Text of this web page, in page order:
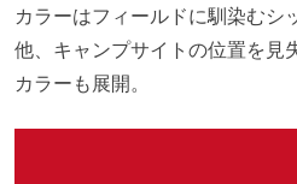
カラーはフィールドに馴染むシ
他、キャンプサイトの位置を見
カラーも展開。